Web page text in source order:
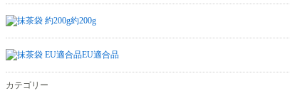
約200g
EU適合品
カテゴリー